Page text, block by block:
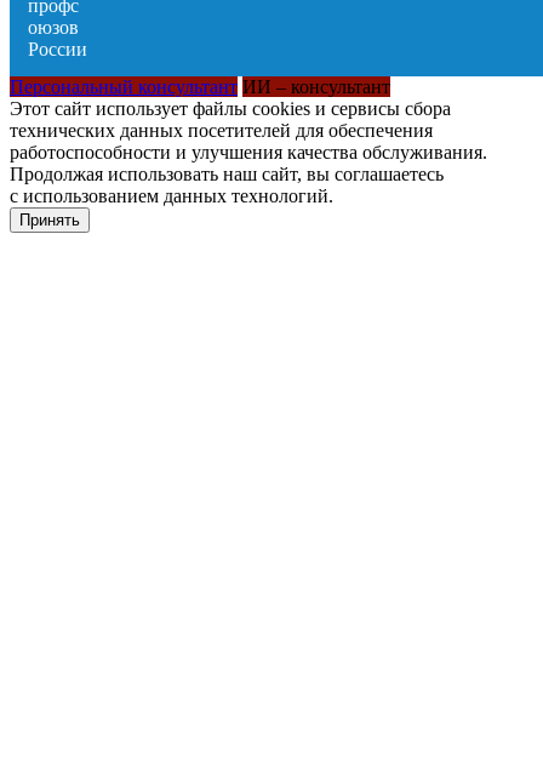
Персональный консультант ИИ – консультант
Этот сайт использует файлы cookies и сервисы сбора
технических данных посетителей для обеспечения
работоспособности и улучшения качества обслуживания.
Продолжая использовать наш сайт, вы соглашаетесь
с использованием данных технологий.
Принять